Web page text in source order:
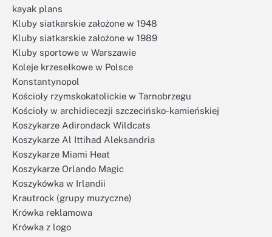
kayak plans
Kluby siatkarskie założone w 1948
Kluby siatkarskie założone w 1989
Kluby sportowe w Warszawie
Koleje krzesełkowe w Polsce
Konstantynopol
Kościoły rzymskokatolickie w Tarnobrzegu
Kościoły w archidiecezji szczecińsko-kamieńskiej
Koszykarze Adirondack Wildcats
Koszykarze Al Ittihad Aleksandria
Koszykarze Miami Heat
Koszykarze Orlando Magic
Koszykówka w Irlandii
Krautrock (grupy muzyczne)
Krówka reklamowa
Krówka z logo